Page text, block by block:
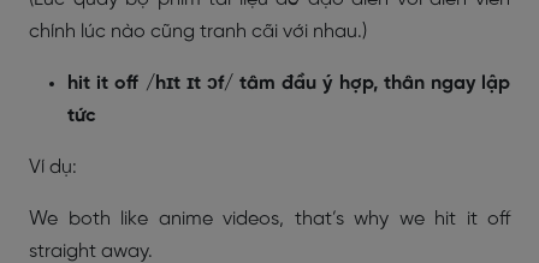
chính lúc nào cũng tranh cãi với nhau.)
hit it off /hɪt ɪt ɔf/ tâm đầu ý hợp, thân ngay lập
tức
Ví dụ:
We both like anime videos, that’s why we hit it off
straight away.